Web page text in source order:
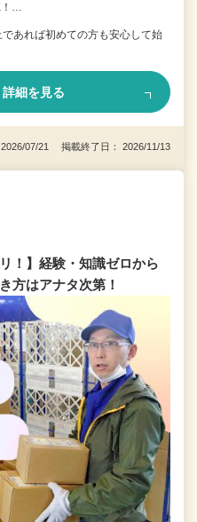
！…
あれば初めての方も安心して始
詳細を見る
2026/07/21 掲載終了日： 2026/11/13
！】経験・知識ゼロから
方はアナタ次第！